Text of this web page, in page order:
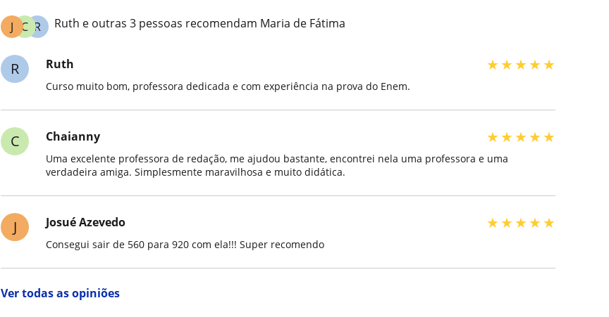
R
C
J Ruth e outras 3 pessoas recomendam Maria de Fátima
R Ruth ★★★★★
Curso muito bom, professora dedicada e com experiência na prova do Enem.
C Chaianny ★★★★★
Uma excelente professora de redação, me ajudou bastante, encontrei nela uma professora e uma
verdadeira amiga. Simplesmente maravilhosa e muito didática.
J Josué Azevedo ★★★★★
Consegui sair de 560 para 920 com ela!!! Super recomendo
Ver todas as opiniões